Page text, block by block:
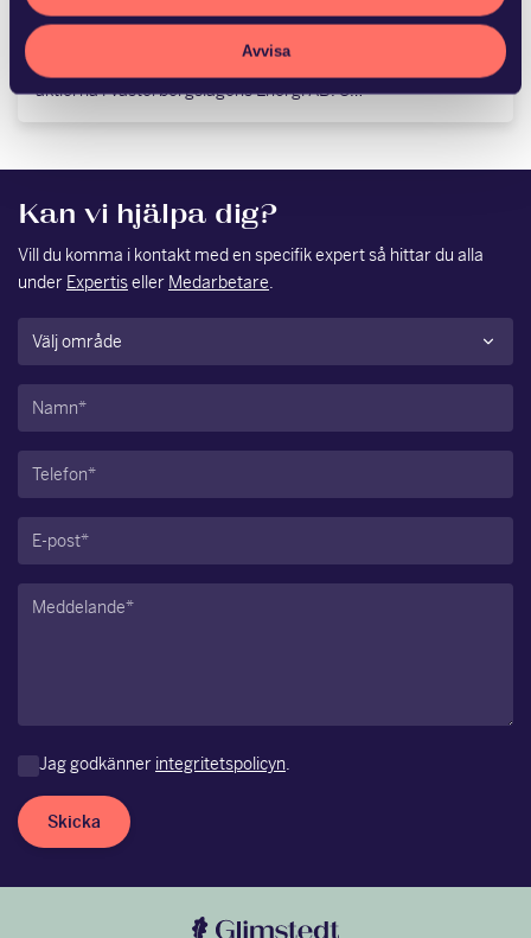
Avvisa
Fagersta kommun och Ludvika Kommun Stadshus AB har
med hälften vardera förvärvat Vattenfalls 50,6 procent av
aktierna i Västerbergslagens Energi AB. S…
Kan vi hjälpa dig?
Vill du komma i kontakt med en specifik expert så hittar du alla
under Expertiseller Medarbetare.
Område(Obligatoriskt)
Namn(Obligatoriskt)
Telefon(Obligatoriskt)
E-
post(Obligatoriskt)
Meddelande(Obligatoriskt)
Jag godkänner integritetspolicyn.
Skicka